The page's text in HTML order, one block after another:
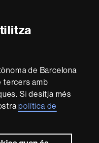
de Barcelona
tercers amb
Si desitja més
política de
-
Euraxess
de
dades Sobre el
del web UAB
diversificada,